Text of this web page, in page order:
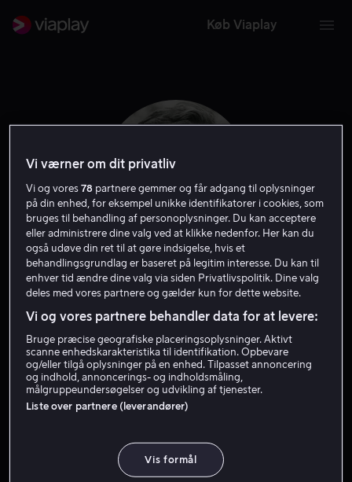
Køb Viaplay
Franco Zeffirelli
Forfatter Instruktør
Vi værner om dit privatliv
Vi og vores78 partnere gemmer og får adgang til oplysninger
på din enhed, for eksempel unikke identifikatorer i cookies, som
bruges til behandling af personoplysninger. Du kan acceptere
eller administrere dine valg ved at klikke nedenfor. Her kan du
også udøve din ret til at gøre indsigelse, hvis et
behandlingsgrundlag er baseret på legitim interesse. Du kan til
enhver tid ændre dine valg via siden Privatlivspolitik. Dine valg
deles med vores partnere og gælder kun for dette website.
Vi og vores partnere behandler data for at levere:
Bruge præcise geografiske placeringsoplysninger. Aktivt
scanne enhedskarakteristika til identifikation. Opbevare
og/eller tilgå oplysninger på en enhed. Tilpasset annoncering
og indhold, annoncerings- og indholdsmåling,
målgruppeundersøgelser og udvikling af tjenester.
Liste over partnere (leverandører)
Vis formål